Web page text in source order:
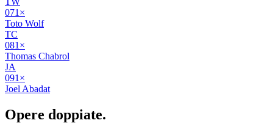
071 ×
Toto Wolf
TC
081 ×
Thomas Chabrol
JA
091 ×
Joel Abadat
Opere doppiate.